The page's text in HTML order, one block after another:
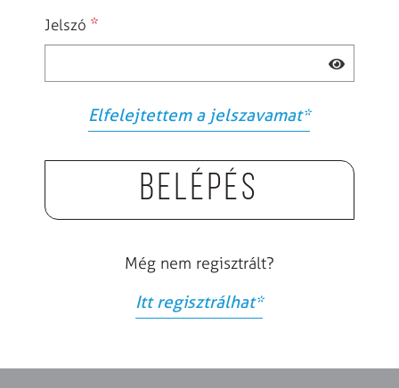
Jelszó *
Elfelejtettem a jelszavamat*
Belépés
Még nem regisztrált?
Itt regisztrálhat*